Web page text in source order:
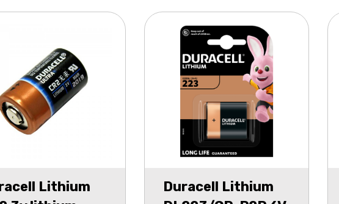
Lithium
Duracell Lithium